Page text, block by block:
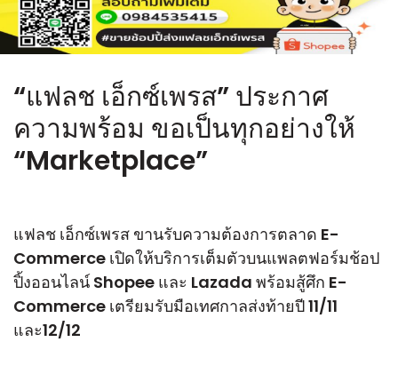
“แฟลช เอ็กซ์เพรส” ประกาศ
ความพร้อม ขอเป็นทุกอย่างให้
“Marketplace”
แฟลช เอ็กซ์เพรส ขานรับความต้องการตลาด E-
Commerce เปิดให้บริการเต็มตัวบนแพลตฟอร์มช้อป
ปิ้งออนไลน์ Shopee และ Lazada พร้อมสู้ศึก E-
Commerce เตรียมรับมือเทศกาลส่งท้ายปี 11/11
และ12/12